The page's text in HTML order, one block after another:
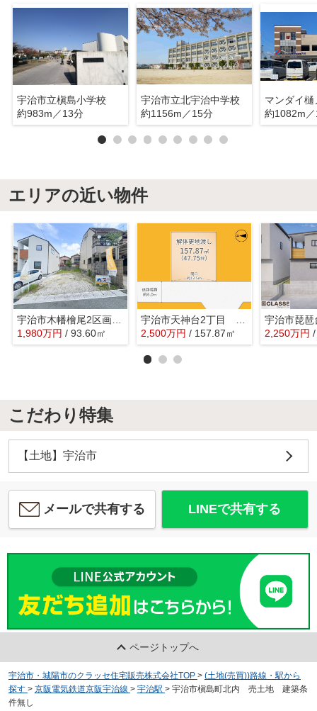
宇治市立槇島小学校
約983m／13分
宇治市立北宇治中学校
約1156m／15分
マンダイ樋
約1082m
エリアの近い物件
宇治市木幡檜尾2区画B号地 売土地 建築条件無し
1,980万円 / 93.60㎡
2,500万円 / 157.87㎡ 2,250万円
こだわり特集
【土地】宇治市
メールで共有する LINEで共有する
ページトップへ
宇治市・城陽市のクラッセ住宅販売株式会社TOP > (土地(売買))路線・駅から
探す > 京阪電気鉄道京阪宇治線 > 宇治駅 > 宇治市槇島町北内 売土地 建築条
件無し